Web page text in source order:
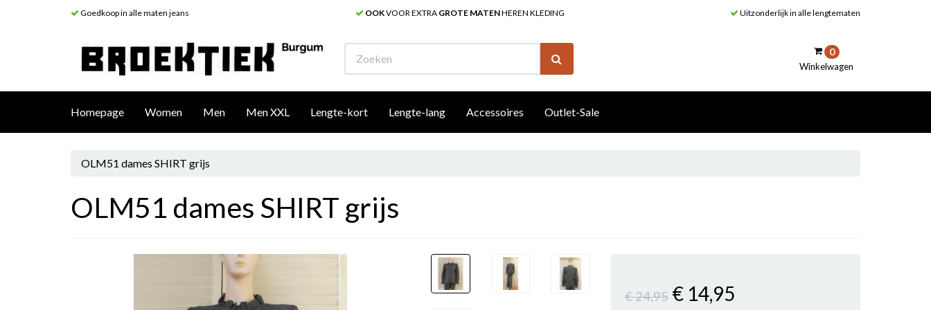
Goedkoop in alle maten jeans OOKVOOR EXTRA GROTE MATENHEREN KLEDING Uitzonderlijk in alle lengtematen
0
Winkelwagen
Homepage Women Men Men XXL Lengte-kort Lengte-lang Accessoires Outlet-Sale
OLM51 dames SHIRT grijs
OLM51 dames SHIRT grijs
€ 24,95 € 14,95